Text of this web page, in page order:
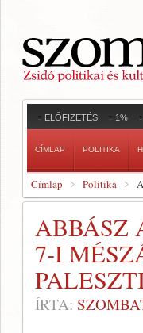
ELŐFIZETÉS 1%
CÍMLAP POLITIKA
Címlap Politika
ABBÁSZ
7-I
ÍRTA: